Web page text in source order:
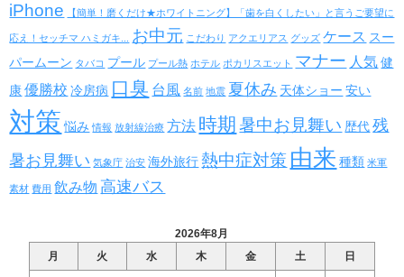
iPhone 【簡単！磨くだけ★ホワイトニング】「歯を白くしたい」と言うご要望に
応え！セッチマ ハミガキ... お中元 こだわり アクエリアス グッズ ケース スー
パームーン タバコ プール プール熱 ホテル ポカリスエット マナー 人気 健
康 優勝校 冷房病 口臭 台風 名前 地震 夏休み 天体ショー 安い
対策 悩み 情報 放射線治療 方法 時期 暑中お見舞い 歴代 残
暑お見舞い 気象庁 治安 海外旅行 熱中症対策 由来 種類 米軍
素材 費用 飲み物 高速バス
2026年8月
月
火 水 木 金 土 日